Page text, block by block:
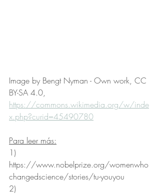
Image by Bengt Nyman - Own work, CC
BY-SA 4.0,
https://commons.wikimedia.org/w/inde
x.php?curid=45490780
Para leer más:
1)
https://www.nobelprize.org/womenwho
changedscience/stories/tu-youyou
2)